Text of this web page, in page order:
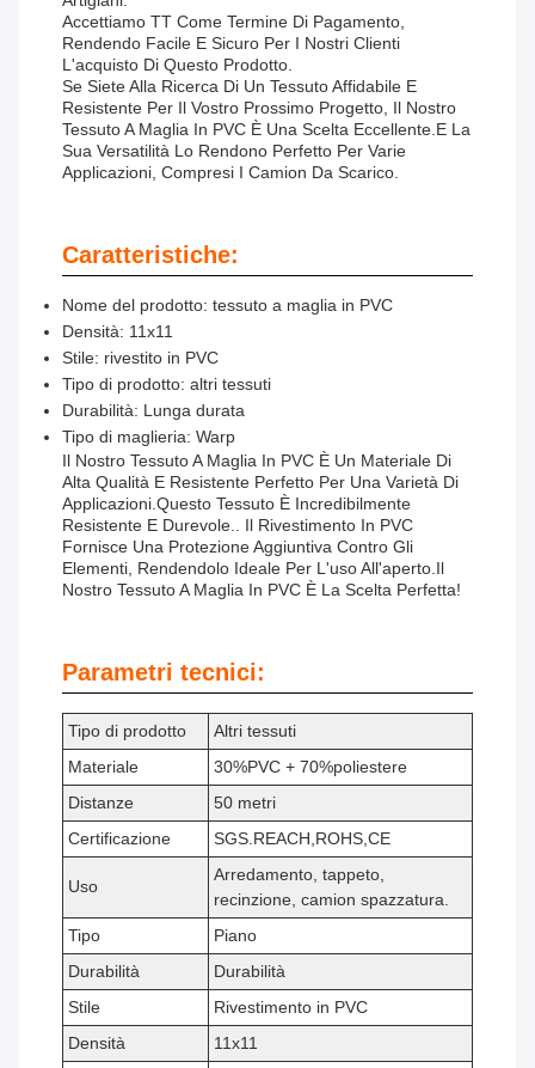
Accettiamo TT Come Termine Di Pagamento,
Rendendo Facile E Sicuro Per I Nostri Clienti
L'acquisto Di Questo Prodotto.
Se Siete Alla Ricerca Di Un Tessuto Affidabile E
Resistente Per Il Vostro Prossimo Progetto, Il Nostro
Tessuto A Maglia In PVC È Una Scelta Eccellente.e La
Sua Versatilità Lo Rendono Perfetto Per Varie
Applicazioni, Compresi I Camion Da Scarico.
Caratteristiche:
Nome del prodotto: tessuto a maglia in PVC
Densità: 11x11
Stile: rivestito in PVC
Tipo di prodotto: altri tessuti
Durabilità: Lunga durata
Tipo di maglieria: Warp
Il Nostro Tessuto A Maglia In PVC È Un Materiale Di
Alta Qualità E Resistente Perfetto Per Una Varietà Di
Applicazioni.Questo Tessuto È Incredibilmente
Resistente E Durevole.. Il Rivestimento In PVC
Fornisce Una Protezione Aggiuntiva Contro Gli
Elementi, Rendendolo Ideale Per L'uso All'aperto.il
Nostro Tessuto A Maglia In PVC È La Scelta Perfetta!
Parametri tecnici:
Tipo di prodotto
Altri tessuti
Materiale
30%PVC + 70%poliestere
Distanze
50 metri
Certificazione
SGS.REACH,ROHS,CE
Uso
Arredamento, tappeto,
recinzione, camion spazzatura.
Tipo
Piano
Durabilità
Durabilità
Stile
Rivestimento in PVC
Densità
11x11